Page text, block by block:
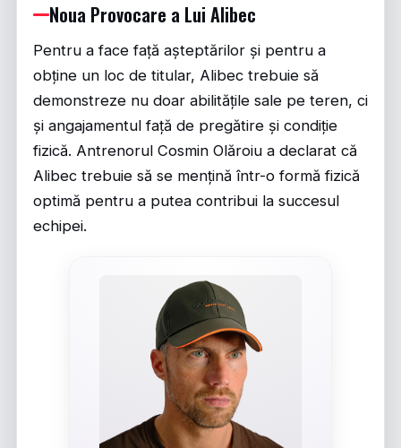
Noua Provocare a Lui Alibec
Pentru a face față așteptărilor și pentru a
obține un loc de titular, Alibec trebuie să
demonstreze nu doar abilitățile sale pe teren, ci
și angajamentul față de pregătire și condiție
fizică. Antrenorul Cosmin Olăroiu a declarat că
Alibec trebuie să se mențină într-o formă fizică
optimă pentru a putea contribui la succesul
echipei.